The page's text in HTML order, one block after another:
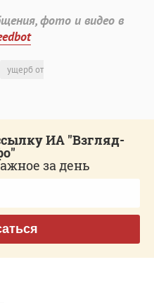
фото и видео в
ущерб от
ИА "Взгляд-
за день